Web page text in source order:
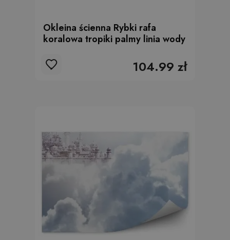
Okleina ścienna Rybki rafa
koralowa tropiki palmy linia wody
104.99 zł